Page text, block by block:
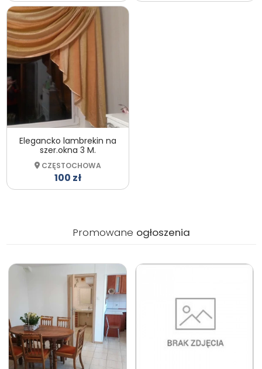
Elegancko lambrekin na
szer.okna 3 M.
CZĘSTOCHOWA
100 zł
Promowane ogłoszenia